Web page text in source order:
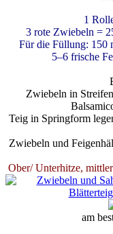
1
3 rote Zwiebeln =
Für die Füllung: 150
5–6 frische
Zwiebeln in
Teig in Springform
Zwiebeln und
Ober/ Unterhitze,
am